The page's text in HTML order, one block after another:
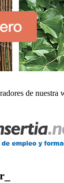
de nuestra